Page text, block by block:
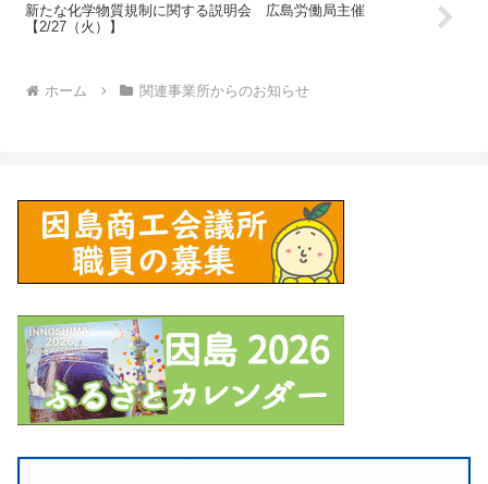
新たな化学物質規制に関する説明会 広島労働局主催
【2/27（火）】
ホーム 関連事業所からのお知らせ